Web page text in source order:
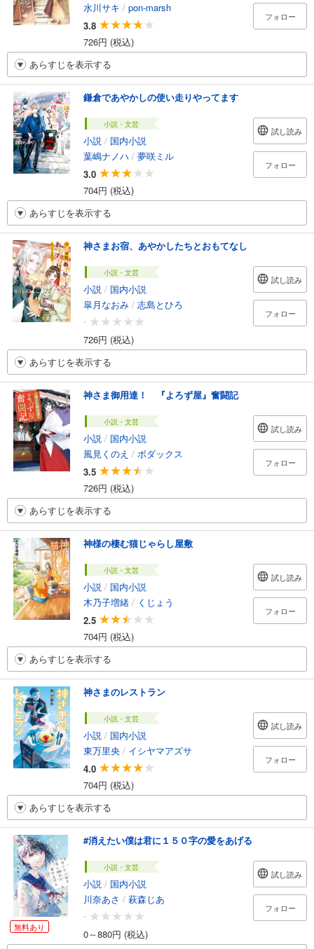
水川サキ / pon-marsh
3.8
726円 (税込)
フォロー
あらすじを表示する
鎌倉であやかしの使い走りやってます
小説・文芸
小説 / 国内小説
葉嶋ナノハ / 夢咲ミル
3.0
704円 (税込)
試し読み
フォロー
あらすじを表示する
神さまお宿、あやかしたちとおもてなし
小説・文芸
小説 / 国内小説
皐月なおみ / 志島とひろ
-
726円 (税込)
試し読み
フォロー
あらすじを表示する
神さま御用達！ 『よろず屋』奮闘記
小説・文芸
小説 / 国内小説
風見くのえ / ボダックス
3.5
726円 (税込)
試し読み
フォロー
あらすじを表示する
神様の棲む猫じゃらし屋敷
小説・文芸
小説 / 国内小説
木乃子増緒 / くじょう
2.5
704円 (税込)
試し読み
フォロー
あらすじを表示する
神さまのレストラン
小説・文芸
小説 / 国内小説
東万里央 / イシヤマアズサ
4.0
704円 (税込)
試し読み
フォロー
あらすじを表示する
無料あり
#消えたい僕は君に１５０字の愛をあげる
小説・文芸
小説 / 国内小説
川奈あさ / 萩森じあ
-
0～880円 (税込)
試し読み
フォロー